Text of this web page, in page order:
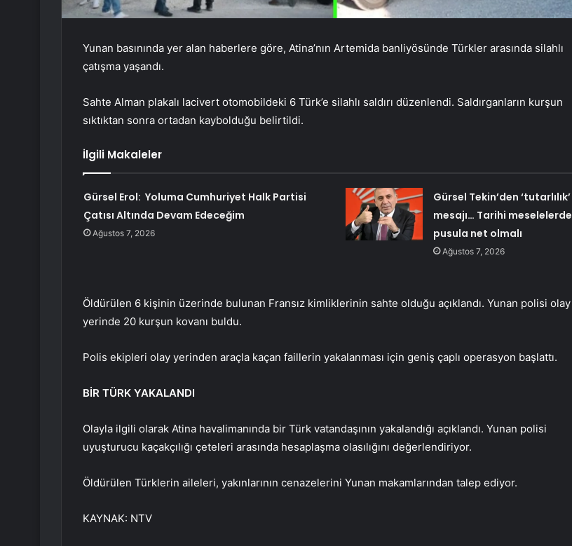
Yunan basınında yer alan haberlere göre, Atina’nın Artemida banliyösünde Türkler arasında silahlı
çatışma yaşandı.
Sahte Alman plakalı lacivert otomobildeki 6 Türk’e silahlı saldırı düzenlendi. Saldırganların kurşun
sıktıktan sonra ortadan kaybolduğu belirtildi.
İlgili Makaleler
Gürsel Erol: Yoluma Cumhuriyet Halk Partisi
Çatısı Altında Devam Edeceğim
Ağustos 7, 2026
Gürsel Tekin’den ‘tutarlılık’
mesajı… Tarihi meselelerde
pusula net olmalı
Ağustos 7, 2026
Öldürülen 6 kişinin üzerinde bulunan Fransız kimliklerinin sahte olduğu açıklandı. Yunan polisi olay
yerinde 20 kurşun kovanı buldu.
Polis ekipleri olay yerinden araçla kaçan faillerin yakalanması için geniş çaplı operasyon başlattı.
BİR TÜRK YAKALANDI
Olayla ilgili olarak Atina havalimanında bir Türk vatandaşının yakalandığı açıklandı. Yunan polisi
uyuşturucu kaçakçılığı çeteleri arasında hesaplaşma olasılığını değerlendiriyor.
Öldürülen Türklerin aileleri, yakınlarının cenazelerini Yunan makamlarından talep ediyor.
KAYNAK: NTV